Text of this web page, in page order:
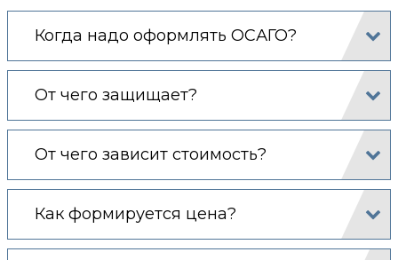
Когда надо оформлять ОСАГО?
От чего защищает?
От чего зависит стоимость?
Как формируется цена?